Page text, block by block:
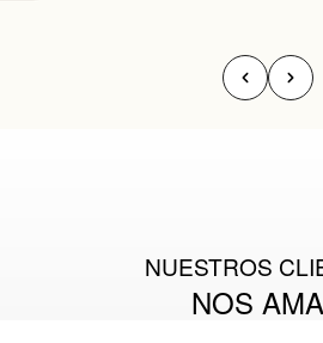
NUESTROS
NOS